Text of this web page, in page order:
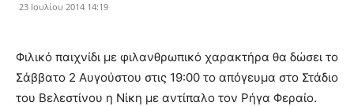
23 Ιουλίου 2014 14:19
Φιλικό παιχνίδι με φιλανθρωπικό χαρακτήρα θα δώσει το
Σάββατο 2 Αυγούστου στις 19:00 το απόγευμα στο Στάδιο
του Βελεστίνου η Νίκη με αντίπαλο τον Ρήγα Φεραίο.